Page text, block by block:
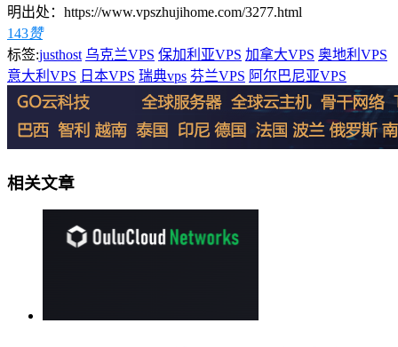
明出处：https://www.vpszhujihome.com/3277.html
143赞
标签:justhost 乌克兰VPS 保加利亚VPS 加拿大VPS 奥地利VPS
意大利VPS 日本VPS 瑞典vps 芬兰VPS 阿尔巴尼亚VPS
相关文章